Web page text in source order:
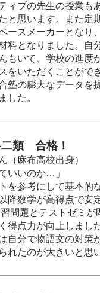
ィブの先生の授業も
と思います。また定
ースメーカーとなり
料となりました。自
もいて、学校の進度
をいただくことがで
塾の膨大なデータを
した。
二類 合格！
（麻布高校出身）
いいのか…」
を参考にして基本的
降数学が高得点で安
問題とテストゼミが
得点力が向上しまし
自分で物語文の対策
れたのが大きいと思